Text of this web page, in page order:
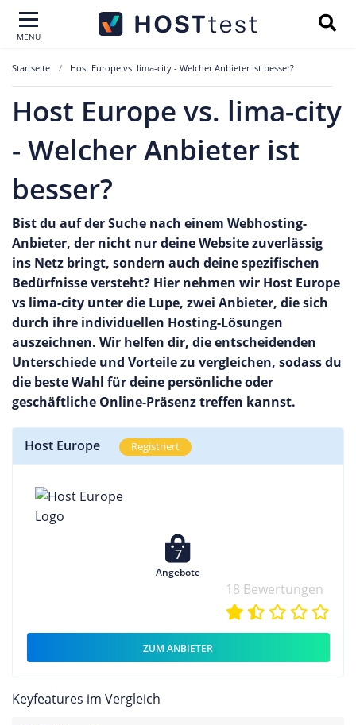
MENÜ
Startseite Host Europe vs. lima-city - Welcher Anbieter ist besser?
Host Europe vs. lima-city
- Welcher Anbieter ist
besser?
Bist du auf der Suche nach einem Webhosting-
Anbieter, der nicht nur deine Website zuverlässig
ins Netz bringt, sondern auch deine spezifischen
Bedürfnisse versteht? Hier nehmen wir Host Europe
vs lima-city unter die Lupe, zwei Anbieter, die sich
durch ihre individuellen Hosting-Lösungen
auszeichnen. Wir helfen dir, die entscheidenden
Unterschiede und Vorteile zu vergleichen, sodass du
die beste Wahl für deine persönliche oder
geschäftliche Online-Präsenz treffen kannst.
Host Europe Registriert
7
Angebote
18 Bewertungen
ZUM ANBIETER
Keyfeatures im Vergleich